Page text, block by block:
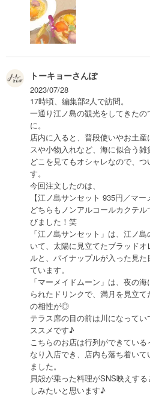
トーキョーさんぽ
2023/07/28
17時頃、編集部2人で訪問。
一通り江ノ島の観光をしてきた
に。
店内に入ると、普段使いやお土
スや小物入れなど、海に似合う
どこを見てもオシャレなので、
す。
今回注文したのは、
【江ノ島サンセット 935円／マー
どちらもノンアルコールカクテ
びました！笑
「江ノ島サンセット」は、江ノ
いて、太陽に見立てたブラッド
ルと、パイナップルが入った見
ています。
「マーメイドムーン」は、夜の
られたドリンクで、満月を見立
の相性が◎
テラス席の目の前は川になって
ススメです♪
こちらのお店は行列ができてい
なり入店でき、店内も落ち着い
ました。
貝殻が乗った料理がSNS映えす
しみたいと思います♪